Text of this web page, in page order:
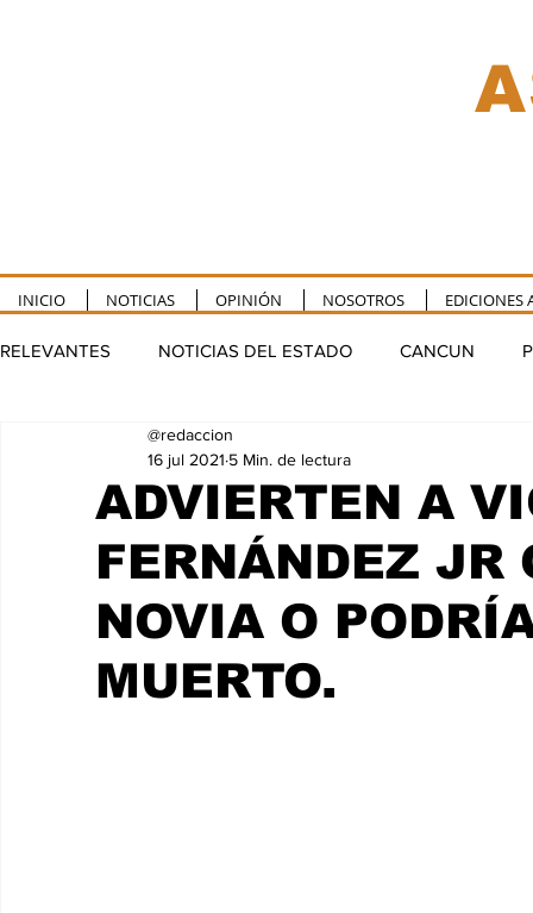
INICIO NOTICIAS OPINIÓN NOSOTROS EDICIONES
RELEVANTES NOTICIAS DEL ESTADO CANCUN
PUERTO MORELOS
CHETUMAL
ADVIERTEN A
FERNÁNDEZ JR
NOVIA O
MUERTO.
@redaccion
16 jul 2021 5 Min. de lectura